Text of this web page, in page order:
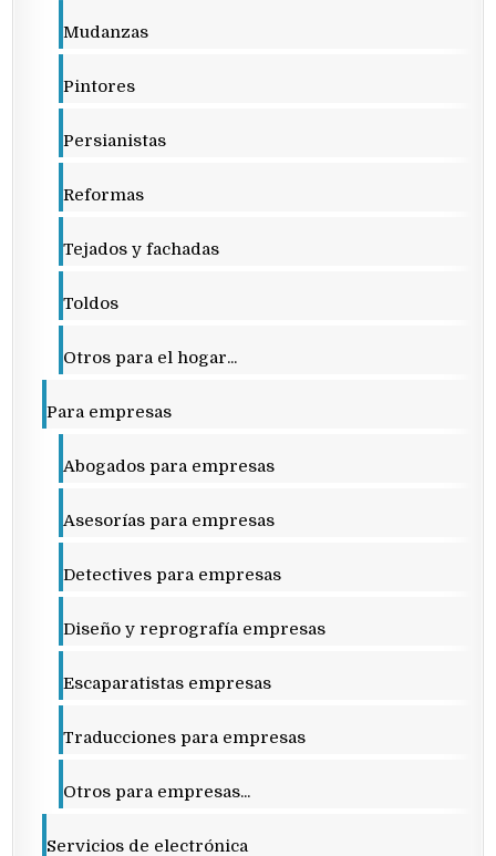
Mudanzas
Pintores
Persianistas
Reformas
Tejados y fachadas
Toldos
Otros para el hogar...
Para empresas
Abogados para empresas
Asesorías para empresas
Detectives para empresas
Diseño y reprografía empresas
Escaparatistas empresas
Traducciones para empresas
Otros para empresas...
Servicios de electrónica